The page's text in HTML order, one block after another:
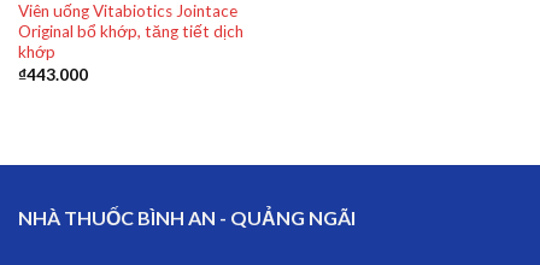
Viên uống Vitabiotics Jointace
Original bổ khớp, tăng tiết dịch
khớp
₫443.000
NHÀ THUỐC BÌNH AN - QUẢNG NGÃI